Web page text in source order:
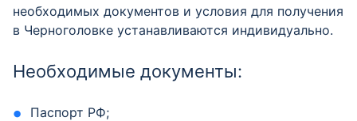
необходимых документов и условия для получения
в Черноголовке устанавливаются индивидуально.
Необходимые документы:
Паспорт РФ;